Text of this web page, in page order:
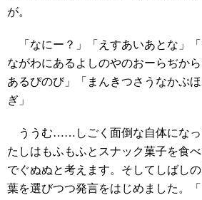
が。
「なにー？」「えすあいあとな」
ながわにあるよしのやのおーらぢか
あるぴのび」「まんきつさうなかぷ
ぎ」
ううむ……しごく面倒な自体にな
たしはもふもふとスナック菓子を食
でぐぬぬと考えます。そしてしばし
葉を選びつつ発言をはじめました。